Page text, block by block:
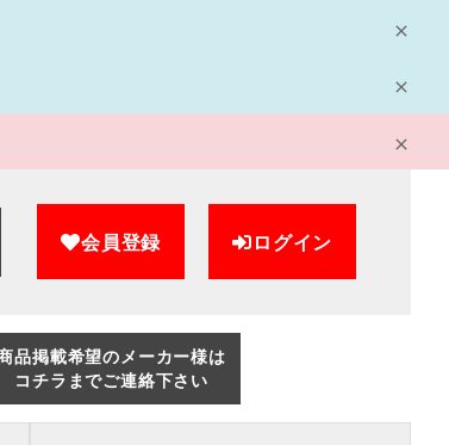
会員登録 ログイン
品掲載希望のメーカー様は
コチラまでご連絡下さい